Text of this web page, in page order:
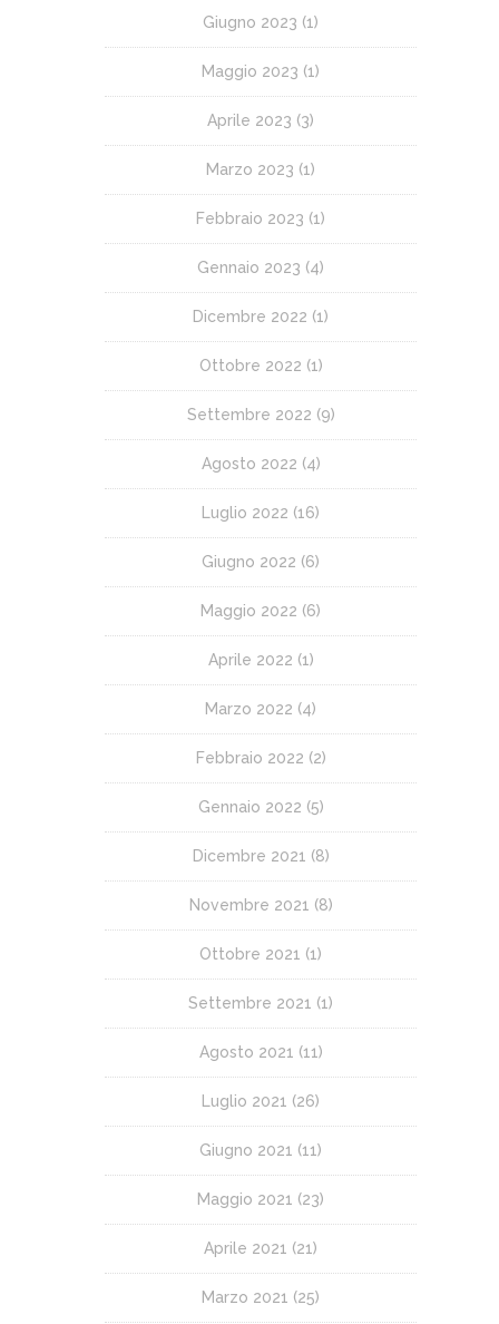
Giugno 2023 (1)
Maggio 2023 (1)
Aprile 2023 (3)
Marzo 2023 (1)
Febbraio 2023 (1)
Gennaio 2023 (4)
Dicembre 2022 (1)
Ottobre 2022 (1)
Settembre 2022 (9)
Agosto 2022 (4)
Luglio 2022 (16)
Giugno 2022 (6)
Maggio 2022 (6)
Aprile 2022 (1)
Marzo 2022 (4)
Febbraio 2022 (2)
Gennaio 2022 (5)
Dicembre 2021 (8)
Novembre 2021 (8)
Ottobre 2021 (1)
Settembre 2021 (1)
Agosto 2021 (11)
Luglio 2021 (26)
Giugno 2021 (11)
Maggio 2021 (23)
Aprile 2021 (21)
Marzo 2021 (25)